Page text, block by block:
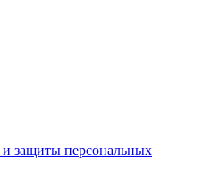
и защиты персональных